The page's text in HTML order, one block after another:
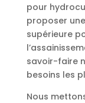
pour
proposer
supérieure
savoir-faire
besoins les
Nous